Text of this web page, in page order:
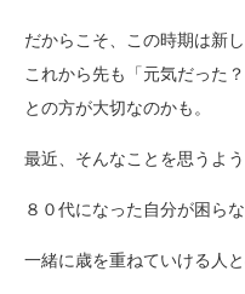
だからこそ、この時期は新
これから先も「元気だった
との方が大切なのかも。
最近、そんなことを思うよう
８０代になった自分が困らな
一緒に歳を重ねていける人